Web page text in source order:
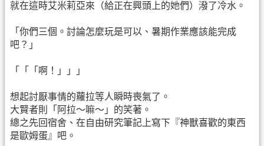
就在這時艾米莉亞來（給正在興頭上的她們）潑了冷水。
「你們三個。討論怎麼玩是可以、暑期作業應該能完成
吧？」
「「「啊！」」」
想起討厭事情的蘿拉等人瞬時喪氣了。
大賢者則「阿拉～嘛～」的笑著。
總之先回宿舍、在自由研究筆記上寫下『神獸喜歡的東西
是歐姆蛋』吧。